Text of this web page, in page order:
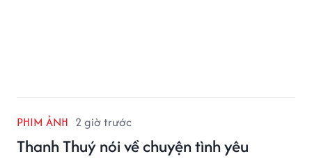
PHIM ẢNH 2 giờ trước
Thanh Thuý nói về chuyện tình yêu